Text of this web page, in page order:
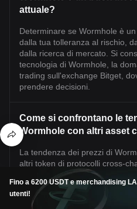
attuale?
Determinare se Wormhole è
dalla tua tolleranza al rischio,
dalla ricerca di mercato. Si
tecnologia di Wormhole, la
trading sull'exchange Bitget,
prendere decisioni.
Come si confrontano le
Wormhole con altri asset
La tendenza dei prezzi di
altri token di protocolli cross-
base a sviluppi unici del
Monitorare le sue
ai concorrenti può fornire
Fino a 6200 USDT e merchandising
utenti!